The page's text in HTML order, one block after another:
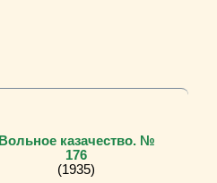
Вольное казачество. №
176
(1935)